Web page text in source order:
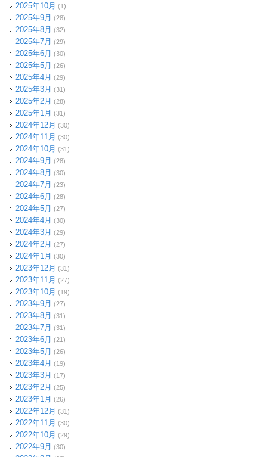
2025年10月 (1)
2025年9月 (28)
2025年8月 (32)
2025年7月 (29)
2025年6月 (30)
2025年5月 (26)
2025年4月 (29)
2025年3月 (31)
2025年2月 (28)
2025年1月 (31)
2024年12月 (30)
2024年11月 (30)
2024年10月 (31)
2024年9月 (28)
2024年8月 (30)
2024年7月 (23)
2024年6月 (28)
2024年5月 (27)
2024年4月 (30)
2024年3月 (29)
2024年2月 (27)
2024年1月 (30)
2023年12月 (31)
2023年11月 (27)
2023年10月 (19)
2023年9月 (27)
2023年8月 (31)
2023年7月 (31)
2023年6月 (21)
2023年5月 (26)
2023年4月 (19)
2023年3月 (17)
2023年2月 (25)
2023年1月 (26)
2022年12月 (31)
2022年11月 (30)
2022年10月 (29)
2022年9月 (30)